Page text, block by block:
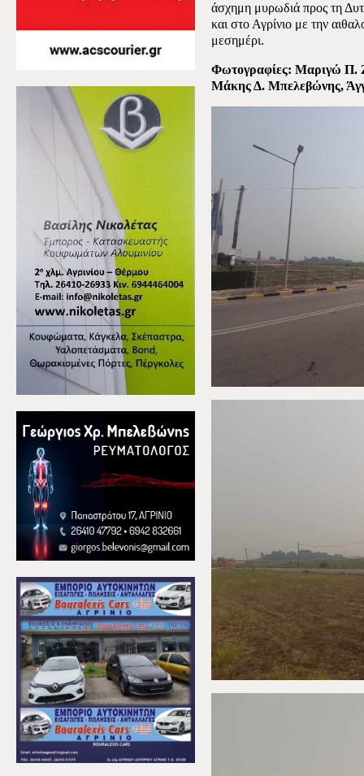
άσχημη μυρωδιά προς τη
και στο Αγρίνιο με την
μεσημέρι.
Φωτογραφίες: Μαριγώ Π.
Μάκης Δ. Μπελεβώνης,